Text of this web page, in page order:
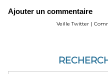
Geography - Global
Forecast and Analysis to
Ajouter un commentaire
Veille Twitter |